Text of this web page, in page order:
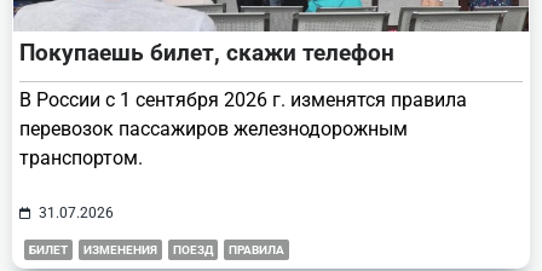
Покупаешь билет, скажи телефон
В России с 1 сентября 2026 г. изменятся правила
перевозок пассажиров железнодорожным
транспортом.
31.07.2026
БИЛЕТ ИЗМЕНЕНИЯ ПОЕЗД ПРАВИЛА